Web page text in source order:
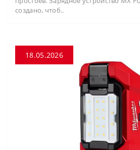
создано, чтоб..
18.05.2026